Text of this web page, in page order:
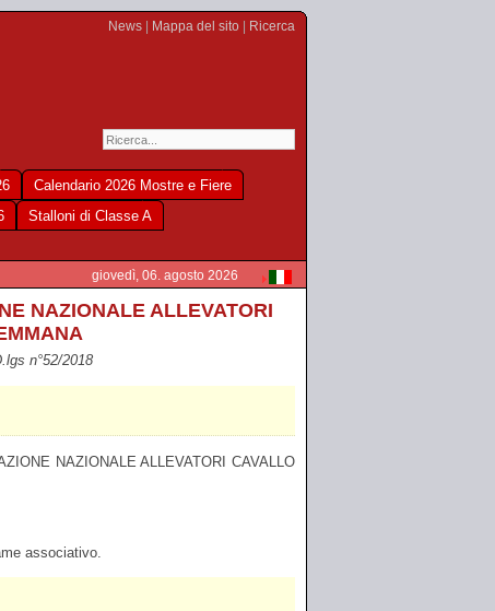
News Mappa del sito Ricerca
Calendario 2026 Mostre e Fiere
Stalloni di Classe A
giovedì, 06. agosto 2026
NAZIONALE ALLEVATORI
n°52/2018
NAZIONALE ALLEVATORI CAVALLO
associativo.